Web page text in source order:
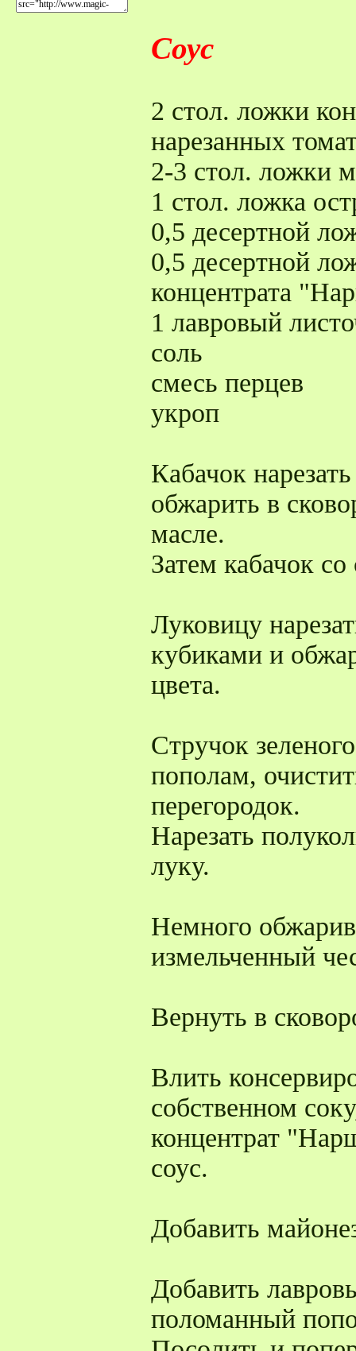
Соус
2 стол. ложки
нарезанных
2-3 стол. ложки
1 стол. ложка
0,5 десертной
0,5 десертной
концентрата
1 лавровый
соль
смесь перцев
укроп
Кабачок
обжарить в
масле.
Затем кабачок
Луковицу
кубиками и
цвета.
Стручок
пополам,
перегородок.
Нарезать
луку.
Немного
измельченный
Вернуть в
Влить
собственном
концентрат
соус.
Добавить
Добавить
поломанный